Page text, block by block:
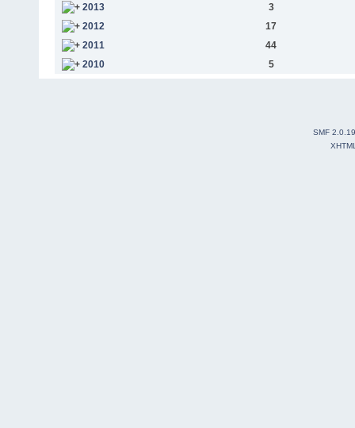
2013
3
2012
17
2011
44
2010
5
SMF 2.0.19